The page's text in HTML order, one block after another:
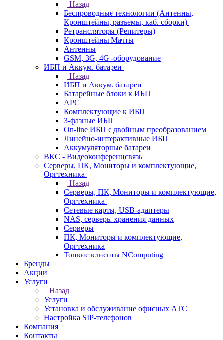
Назад
Беспроводные технологии (Антенны,
Кронштейны, разъемы, каб. сборки)
Ретрансляторы (Репитеры)
Кронштейны Мачты
Антенны
GSM, 3G, 4G -оборудование
ИБП и Аккум. батареи
Назад
ИБП и Аккум. батареи
Батарейные блоки к ИБП
APC
Комплектующие к ИБП
3-фазные ИБП
On-line ИБП с двойным преобразованием
Линейно-интерактивные ИБП
Аккумуляторные батареи
ВКС - Видеоконференцсвязь
Серверы, ПК, Мониторы и комплектующие,
Оргтехника
Назад
Серверы, ПК, Мониторы и комплектующие,
Оргтехника
Сетевые карты, USB-адаптеры
NAS, серверы хранения данных
Серверы
ПК, Мониторы и комплектующие,
Оргтехника
Тонкие клиенты NComputing
Бренды
Акции
Услуги
Назад
Услуги
Установка и обслуживание офисных АТС
Настройка SIP-телефонов
Компания
Контакты